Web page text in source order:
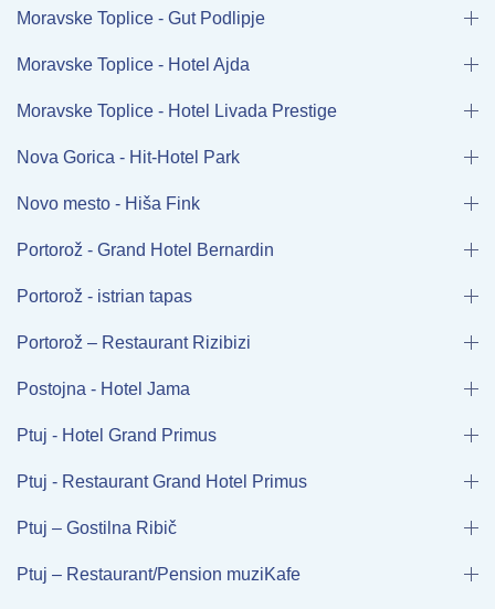
Moravske Toplice - Gut Podlipje
Moravske Toplice - Hotel Ajda
Moravske Toplice - Hotel Livada Prestige
Nova Gorica - Hit-Hotel Park
Novo mesto - Hiša Fink
Portorož - Grand Hotel Bernardin
Portorož - istrian tapas
Portorož – Restaurant Rizibizi
Postojna - Hotel Jama
Ptuj - Hotel Grand Primus
Ptuj - Restaurant Grand Hotel Primus
Ptuj – Gostilna Ribič
Ptuj – Restaurant/Pension muziKafe